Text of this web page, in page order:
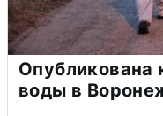
Опубликована
воды в